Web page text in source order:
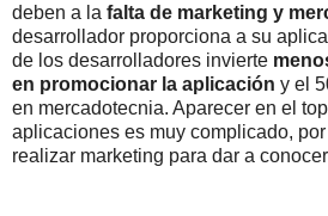
deben a la falta de marketing y
desarrollador proporciona a su
de los desarrolladores invierte
en promocionar la aplicación y el
en mercadotecnia. Aparecer en el
aplicaciones es muy complicado,
realizar marketing para dar a